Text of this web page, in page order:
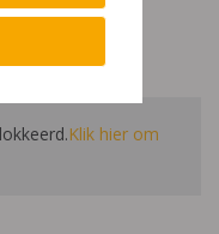
Klik hier om